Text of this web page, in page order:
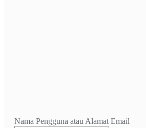
Nama Pengguna atau Alamat Email